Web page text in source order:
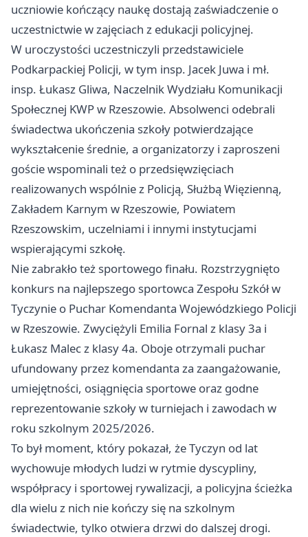
uczniowie kończący naukę dostają zaświadczenie o
uczestnictwie w zajęciach z edukacji policyjnej.
W uroczystości uczestniczyli przedstawiciele
Podkarpackiej Policji, w tym insp. Jacek Juwa i mł.
insp. Łukasz Gliwa, Naczelnik Wydziału Komunikacji
Społecznej KWP w Rzeszowie. Absolwenci odebrali
świadectwa ukończenia szkoły potwierdzające
wykształcenie średnie, a organizatorzy i zaproszeni
goście wspominali też o przedsięwzięciach
realizowanych wspólnie z Policją, Służbą Więzienną,
Zakładem Karnym w Rzeszowie, Powiatem
Rzeszowskim, uczelniami i innymi instytucjami
wspierającymi szkołę.
Nie zabrakło też sportowego finału. Rozstrzygnięto
konkurs na najlepszego sportowca Zespołu Szkół w
Tyczynie o Puchar Komendanta Wojewódzkiego Policji
w Rzeszowie. Zwyciężyli Emilia Fornal z klasy 3a i
Łukasz Malec z klasy 4a. Oboje otrzymali puchar
ufundowany przez komendanta za zaangażowanie,
umiejętności, osiągnięcia sportowe oraz godne
reprezentowanie szkoły w turniejach i zawodach w
roku szkolnym 2025/2026.
To był moment, który pokazał, że Tyczyn od lat
wychowuje młodych ludzi w rytmie dyscypliny,
współpracy i sportowej rywalizacji, a policyjna ścieżka
dla wielu z nich nie kończy się na szkolnym
świadectwie, tylko otwiera drzwi do dalszej drogi.